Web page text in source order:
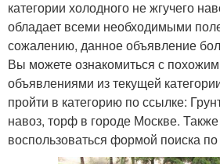
категории холодного не жгучего
обладает всеми необходимыми
сожалению, данное объявление
Вы можете ознакомиться с
объявлениями из текущей
пройти в категорию по ссылке:
навоз, торф в городе Москве.
воспользоваться формой поиска по